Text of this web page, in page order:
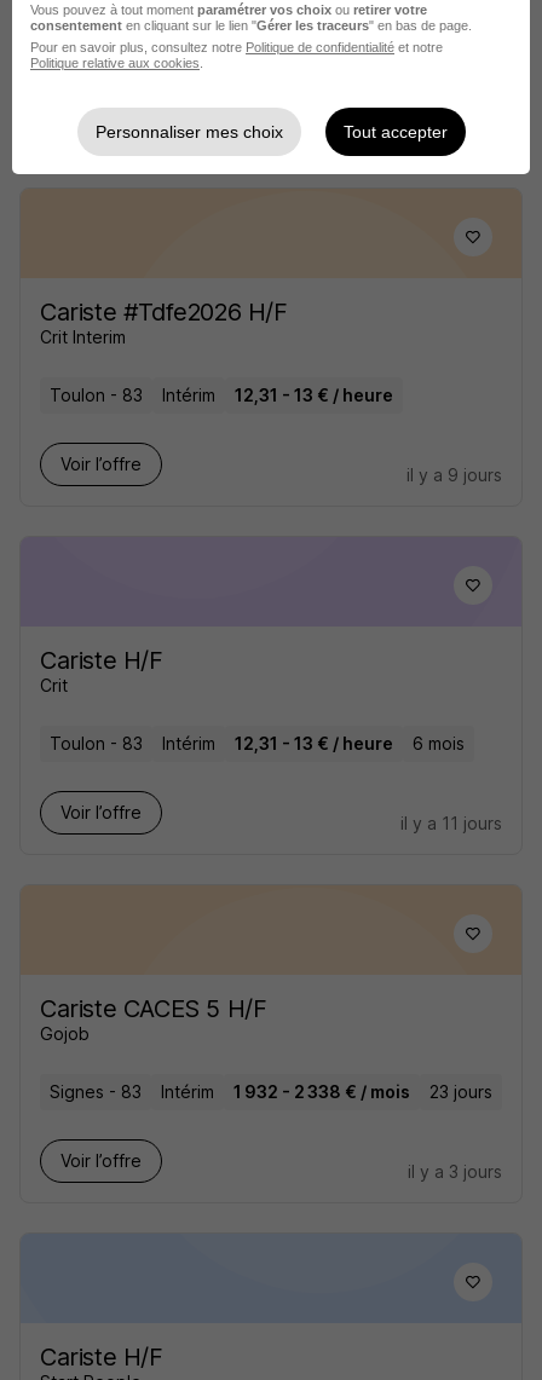
La Garde - 83 Intérim 12,50 € / heure
Voir l’offre
il y a 7 jours
Cariste #Tdfe2026 H/F
Crit Interim
Toulon - 83 Intérim 12,31 - 13 € / heure
Voir l’offre
il y a 9 jours
Cariste H/F
Crit
Toulon - 83 Intérim 12,31 - 13 € / heure 6 mois
Voir l’offre
il y a 11 jours
Cariste CACES 5 H/F
Gojob
Signes - 83 Intérim 1 932 - 2 338 € / mois 23 jours
Voir l’offre
il y a 3 jours
Cariste H/F
Vous pouvez à tout moment paramétrer vos choix ou retirer votre
consentement en cliquant sur le lien "Gérer les traceurs" en bas de page.
Pour en savoir plus, consultez notre Politique de confidentialité et notre
Politique relative aux cookies
Personnaliser mes choix Tout accepter